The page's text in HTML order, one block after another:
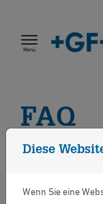
Menü
FAQ
geklickt,
Diese
Wenn Sie eine